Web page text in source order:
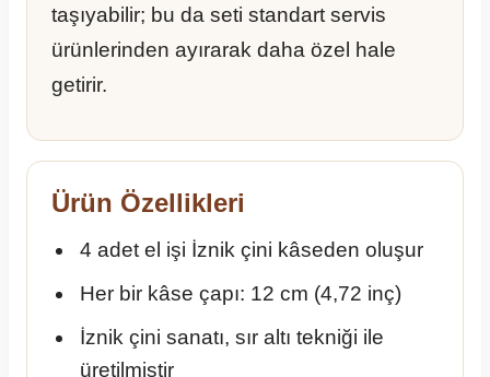
taşıyabilir; bu da seti standart servis
ürünlerinden ayırarak daha özel hale
getirir.
Ürün Özellikleri
4 adet el işi İznik çini kâseden oluşur
Her bir kâse çapı: 12 cm (4,72 inç)
İznik çini sanatı, sır altı tekniği ile
üretilmiştir